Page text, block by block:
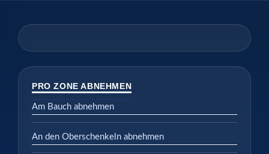
PRO ZONE ABNEHMEN
Am Bauch abnehmen
An den Oberschenkeln abnehmen